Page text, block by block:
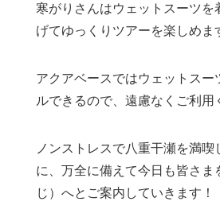
寒がりさんはウェットスーツを
げてゆっくりツアーを楽しめま
アクアベースではウェットスー
ルできるので、遠慮なくご利用
ノンストレスで八重干瀬を満喫
に、万全に備えて今日も皆さま
じ）へとご案内していきます！